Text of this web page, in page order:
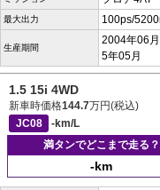
最大出力 100ps/
生産期間
2004年06
5年05月
1.5 15i 4WD
新車時価格144.7万円(税込)
JC08
-km/L
満タンでどこまで走る？
-km